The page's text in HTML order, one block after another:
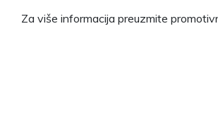
Za više informacija preuzmite